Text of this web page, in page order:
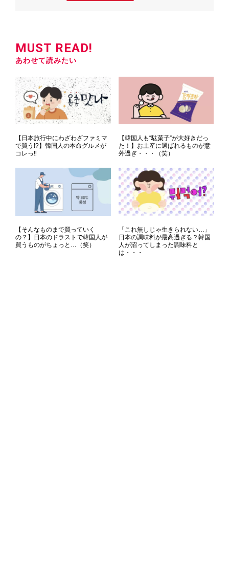
MUST READ!
あわせて読みたい
【日本旅行中にわざわざファミマ
で買う!?】韓国人の本命グルメが
コレっ‼
【韓国人も“駄菓子”が大好きだっ
た！】お土産に選ばれるものが意
外過ぎ・・・（笑）
【そんなものまで買っていく
の？】日本のドラストで韓国人が
買うものがちょっと…（笑）
「これ無しじゃ生きられない…」
日本の調味料が最高過ぎる？韓国
人が沼ってしまった調味料と
は・・・